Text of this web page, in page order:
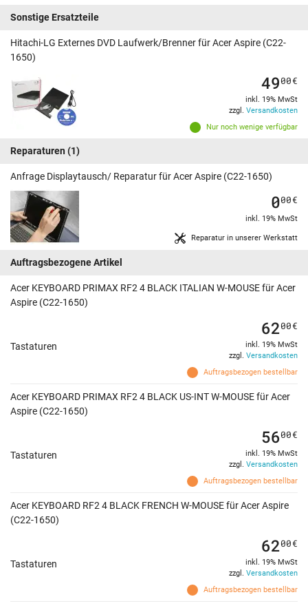
Sonstige Ersatzteile
Hitachi-LG Externes DVD Laufwerk/Brenner für Acer Aspire (C22-
1650)
Nur noch wenige verfügbar
4900€
inkl. 19% MwSt
zzgl. Versandkosten
Reparaturen (1)
Anfrage Displaytausch/ Reparatur für Acer Aspire (C22-1650)
Reparatur in unserer Werkstatt
000€
inkl. 19% MwSt
Auftragsbezogene Artikel
Acer KEYBOARD PRIMAX RF2 4 BLACK ITALIAN W-MOUSE für Acer
Aspire (C22-1650)
Tastaturen
Auftragsbezogen bestellbar
6200€
inkl. 19% MwSt
zzgl. Versandkosten
Acer KEYBOARD PRIMAX RF2 4 BLACK US-INT W-MOUSE für Acer
Aspire (C22-1650)
Tastaturen
Auftragsbezogen bestellbar
5600€
inkl. 19% MwSt
zzgl. Versandkosten
Acer KEYBOARD RF2 4 BLACK FRENCH W-MOUSE für Acer Aspire
(C22-1650)
Tastaturen
Auftragsbezogen bestellbar
6200€
inkl. 19% MwSt
zzgl. Versandkosten